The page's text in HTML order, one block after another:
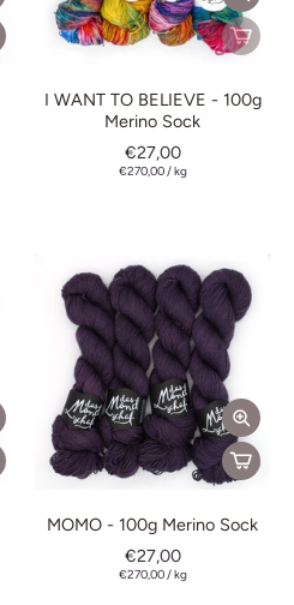
I WANT TO BELIEVE - 100g
Merino Sock
€27,00
€270,00/kg
MOMO - 100g Merino Sock
€27,00
€270,00/kg